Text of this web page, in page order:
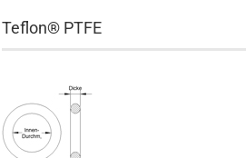
Teflon® PTFE